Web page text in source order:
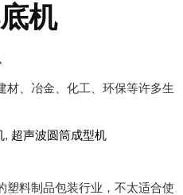
机
材、冶金、化工、环保等许多生
, 超声波圆筒成型机
塑料制品包装行业，不太适合使